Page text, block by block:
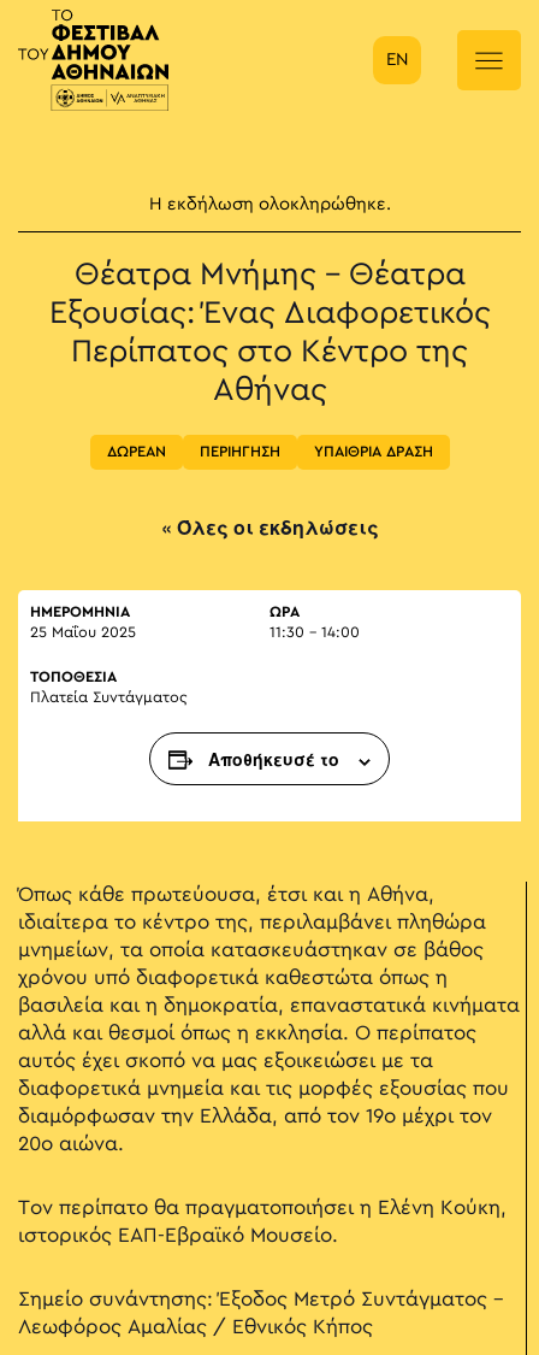
Κύρια πλοήγηση
EN
Η εκδήλωση ολοκληρώθηκε.
Θέατρα Μνήμης – Θέατρα
Εξουσίας: Ένας Διαφορετικός
Περίπατος στο Κέντρο της
Αθήνας
ΔΩΡΕΑΝ ΠΕΡΙΗΓΗΣΗ ΥΠΑΙΘΡΙΑ ΔΡΑΣΗ
« Όλες οι εκδηλώσεις
ΗΜΕΡΟΜΗΝΙΑ
25 Μαΐου 2025
ΏΡΑ
11:30 - 14:00
ΤΟΠΟΘΕΣΙΑ
Πλατεία Συντάγματος
Αποθήκευσέ το
Όπως κάθε πρωτεύουσα, έτσι και η Αθήνα,
ιδιαίτερα το κέντρο της, περιλαμβάνει πληθώρα
μνημείων, τα οποία κατασκευάστηκαν σε βάθος
χρόνου υπό διαφορετικά καθεστώτα όπως η
βασιλεία και η δημοκρατία, επαναστατικά κινήματα
αλλά και θεσμοί όπως η εκκλησία. Ο περίπατος
αυτός έχει σκοπό να μας εξοικειώσει με τα
διαφορετικά μνημεία και τις μορφές εξουσίας που
διαμόρφωσαν την Ελλάδα, από τον 19ο μέχρι τον
20ο αιώνα.
Τον περίπατο θα πραγματοποιήσει η Ελένη Κούκη,
ιστορικός ΕΑΠ-Εβραϊκό Μουσείο.
Σημείο συνάντησης: Έξοδος Μετρό Συντάγματος -
Λεωφόρος Αμαλίας / Εθνικός Κήπος